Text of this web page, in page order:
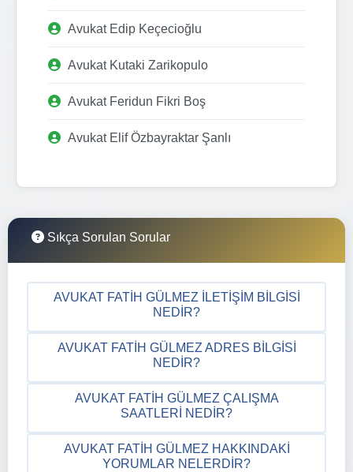
Avukat Edip Keçecioğlu
Avukat Kutaki Zarikopulo
Avukat Feridun Fikri Boş
Avukat Elif Özbayraktar Şanlı
Sıkça Sorulan Sorular
AVUKAT FATIH GÜLMEZ İLETIŞIM BILGISI
NEDIR?
AVUKAT FATIH GÜLMEZ ADRES BILGISI
NEDIR?
AVUKAT FATIH GÜLMEZ ÇALIŞMA
SAATLERI NEDIR?
AVUKAT FATIH GÜLMEZ HAKKINDAKI
YORUMLAR NELERDIR?